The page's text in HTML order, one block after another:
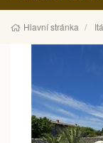
Hlavní stránka